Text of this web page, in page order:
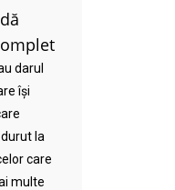
darul
își
la
care
multe